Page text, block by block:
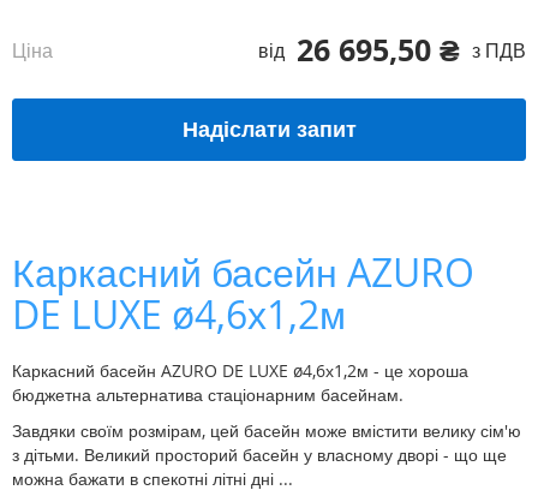
26 695,50 ₴ з ПДВ
Ціна від
Надіслати запит
Каркасний басейн AZURO
DE LUXE ø4,6х1,2м
Каркасний басейн AZURO DE LUXE ø4,6х1,2м - це хороша
бюджетна альтернатива стаціонарним басейнам.
Завдяки своїм розмірам, цей басейн може вмістити велику сім'ю
з дітьми. Великий просторий басейн у власному дворі - що ще
можна бажати в спекотні літні дні ...